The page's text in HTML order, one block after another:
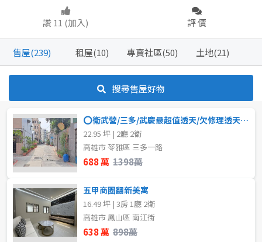
坪數
不拘
20坪以下
40~50 坪
60~70 坪
80坪以上
~
不拘
20坪以下
20~30 坪 30~40 坪
80坪以上
~
樓層
不拘
讚 11 (加入) 評 價
售屋(239) 租屋(10) 專賣社區(50) 土地(21)
搜尋售屋好物
⭕衛武營/三多/武慶最超值透天/欠修理透天-售688萬 ⭕
22.95 坪 | 2廳 2衛
高雄市 苓雅區 三多一路
688 萬 1398萬
五甲商圈翻新美寓
16.49 坪 | 3房 1廳 2衛
高雄市 鳳山區 南江街
638 萬 898萬